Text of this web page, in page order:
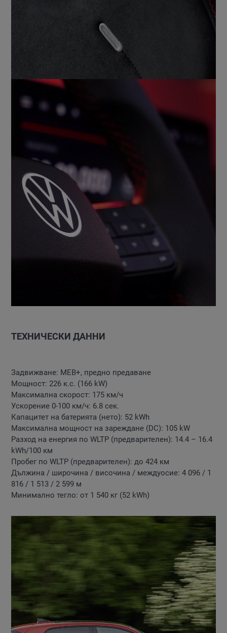
ТЕХНИЧЕСКИ ДАННИ
Задвижване: MEB+, предно предаване
Мощност: 226 к.с. (166 kW)
Максимална скорост: 175 км/ч
Ускорение 0-100 км/ч: 6.8 сек.
Капацитет на батерията (нето): 52 kWh
Максимална мощност на зареждане (DC): 105 kW
Разход на енергия по WLTP (предварителен): 14.4 – 16.4
kWh/100 км
Пробег по WLTP (предварителен): до 424 км
Дължина / широчина / височина / междуосие: 4 096 / 1
816 / 1 513 / 2 599 м
Минимално тегло: от 1 540 кг (52 kWh)